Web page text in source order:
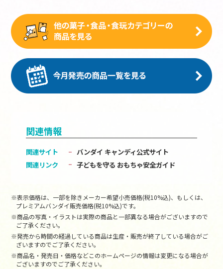
関連情報
関連サイト
バンダイ キャンディ公式サイト
関連リンク
子どもを守る おもちゃ安全ガイド
※表示価格は、一部を除きメーカー希望小売価格(税10%込)、もしくは、
プレミアムバンダイ販売価格(税10%込)です。
※商品の写真・イラストは実際の商品と一部異なる場合がございますので
ご了承ください。
※発売から時間の経過している商品は生産・販売が終了している場合がご
ざいますのでご了承ください。
※商品名・発売日・価格などこのホームページの情報は変更になる場合が
ございますのでご了承ください。